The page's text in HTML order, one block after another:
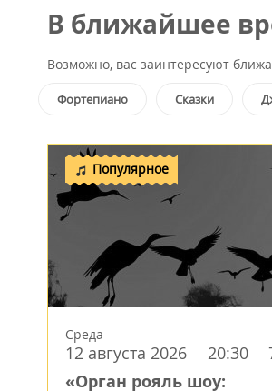
В ближайшее
Возможно, вас заинтересуют
Фортепиано Сказки
Популярное
Среда
12 августа 2026 20:30
«Орган рояль шоу: